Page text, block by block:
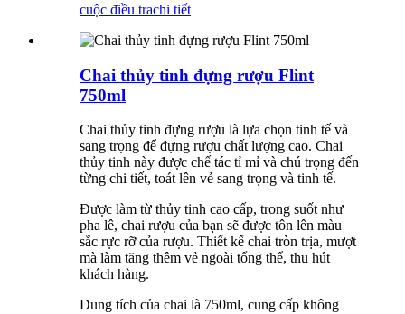
cuộc điều trachi tiết
Chai thủy tinh đựng rượu Flint
750ml
Chai thủy tinh đựng rượu là lựa chọn tinh tế và
sang trọng để đựng rượu chất lượng cao. Chai
thủy tinh này được chế tác tỉ mỉ và chú trọng đến
từng chi tiết, toát lên vẻ sang trọng và tinh tế.
Được làm từ thủy tinh cao cấp, trong suốt như
pha lê, chai rượu của bạn sẽ được tôn lên màu
sắc rực rỡ của rượu. Thiết kế chai tròn trịa, mượt
mà làm tăng thêm vẻ ngoài tổng thể, thu hút
khách hàng.
Dung tích của chai là 750ml, cung cấp không